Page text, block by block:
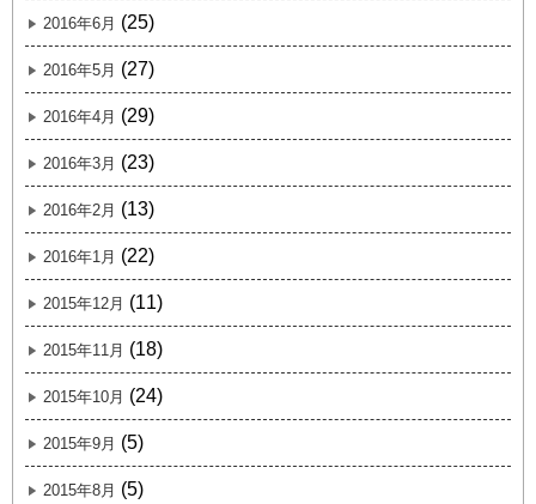
2016年6月 (25)
2016年5月 (27)
2016年4月 (29)
2016年3月 (23)
2016年2月 (13)
2016年1月 (22)
2015年12月 (11)
2015年11月 (18)
2015年10月 (24)
2015年9月 (5)
2015年8月 (5)